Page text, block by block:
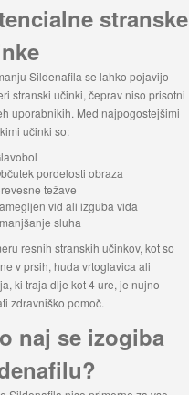
stranske
Sildenafila se lahko pojavijo
stranski učinki, čeprav niso prisotni
uporabnikih. Med najpogostejšimi
učinki so:
pordelosti obraza
težave
vid ali izguba vida
sluha
resnih stranskih učinkov, kot so
v prsih, huda vrtoglavica ali
ki traja dlje kot 4 ure, je nujno
zdravniško pomoč.
naj se izogiba